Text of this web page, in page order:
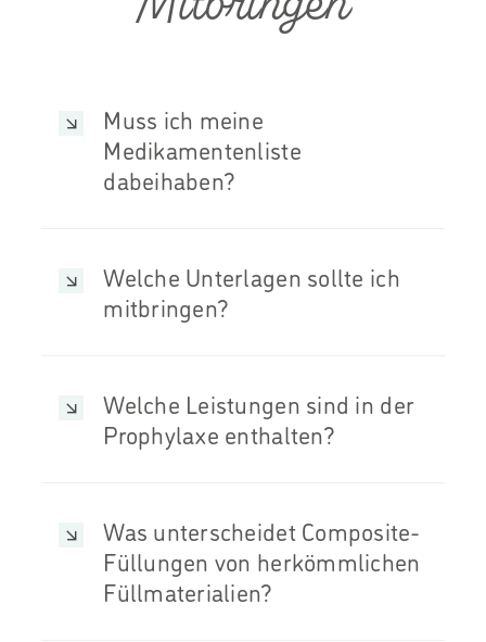
Muss ich meine
Medikamentenliste
dabeihaben?
Welche Unterlagen sollte ich
mitbringen?
Welche Leistungen sind in der
Prophylaxe enthalten?
Was unterscheidet Composite-
Füllungen von herkömmlichen
Füllmaterialien?